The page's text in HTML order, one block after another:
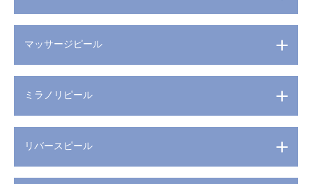
マッサージピール
ミラノリピール
リバースピール